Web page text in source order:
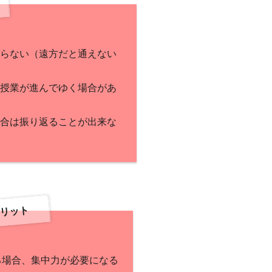
ない（遠方だと通えない
業が進んでゆく場合があ
は振り返ることが出来な
ット
合、集中力が必要になる